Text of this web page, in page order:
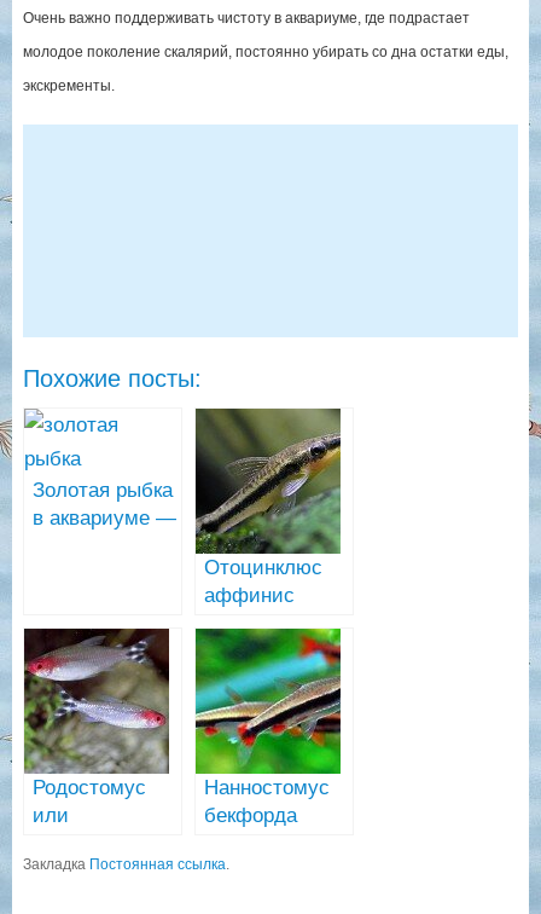
Очень важно поддерживать чистоту в аквариуме, где подрастает
молодое поколение скалярий, постоянно убирать со дна остатки еды,
экскременты.
Похожие посты:
Золотая рыбка
в аквариуме —
Отоцинклюс
аффинис
(Otocinclus
affinis)
Родостомус
или
тетра
Нанностомус
бекфорда
beckfordi)
Закладка Постоянная ссылка.